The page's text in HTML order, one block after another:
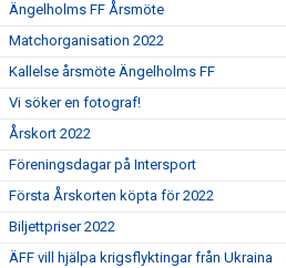
Ängelholms FF Årsmöte
Matchorganisation 2022
Kallelse årsmöte Ängelholms FF
Vi söker en fotograf!
Årskort 2022
Föreningsdagar på Intersport
Första Årskorten köpta för 2022
Biljettpriser 2022
ÄFF vill hjälpa krigsflyktingar från Ukraina